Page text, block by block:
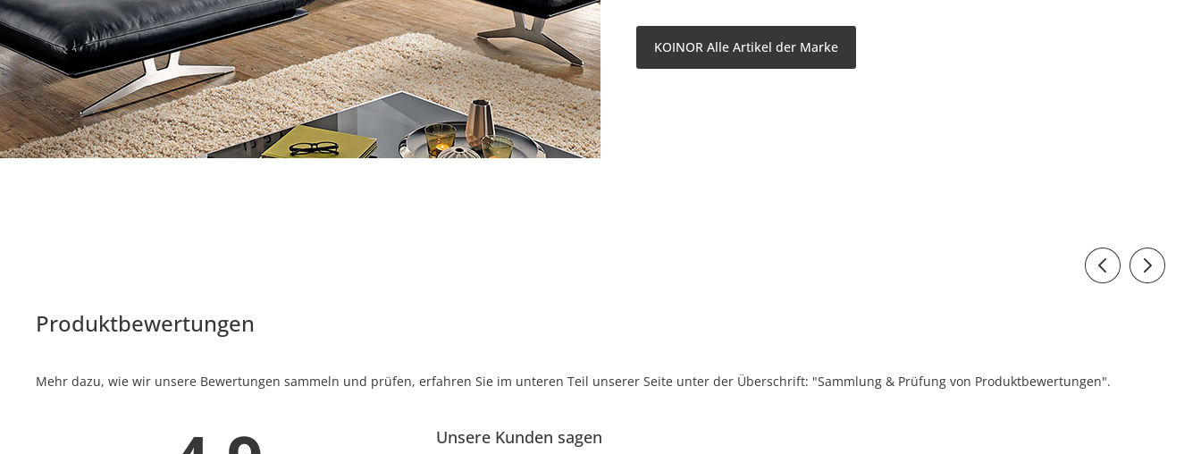
KOINOR Alle Artikel der Marke
Produktbewertungen
Mehr dazu, wie wir unsere Bewertungen sammeln und prüfen, erfahren Sie im unteren Teil unserer Seite unter der Überschrift: "Sammlung & Prüfung von Produktbewertungen".
Unsere Kunden sagen